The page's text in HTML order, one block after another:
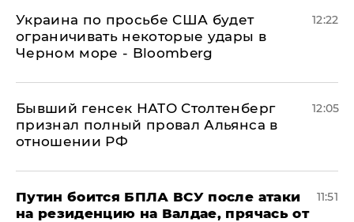
Украина по просьбе США будет
ограничивать некоторые удары в
Черном море - Bloomberg
12:22
Бывший генсек НАТО Столтенберг
признал полный провал Альянса в
отношении РФ
12:05
Путин боится БПЛА ВСУ после атаки
на резиденцию на Валдае, прячась от
11:51